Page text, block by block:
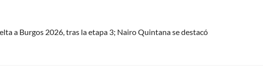
a Burgos 2026, tras la etapa 3; Nairo Quintana se destacó